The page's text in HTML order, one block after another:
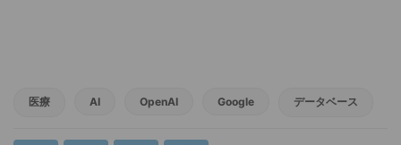
医療 AI OpenAI Google データベース